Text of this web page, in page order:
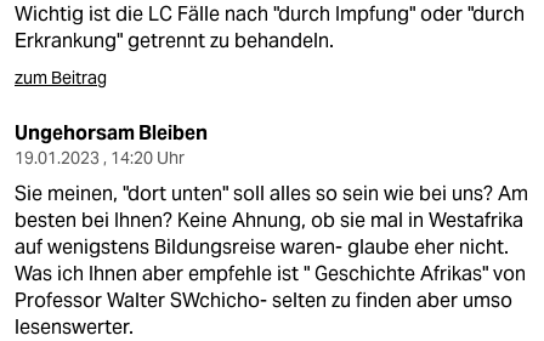
Wichtig ist die LC Fälle nach "durch Impfung" oder "durch
Erkrankung" getrennt zu behandeln.
zum Beitrag
Ungehorsam Bleiben
19.01.2023 , 14:20 Uhr
Sie meinen, "dort unten" soll alles so sein wie bei uns? Am
besten bei Ihnen? Keine Ahnung, ob sie mal in Westafrika
auf wenigstens Bildungsreise waren- glaube eher nicht.
Was ich Ihnen aber empfehle ist " Geschichte Afrikas" von
Professor Walter SWchicho- selten zu finden aber umso
lesenswerter.